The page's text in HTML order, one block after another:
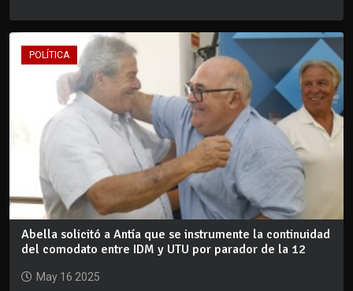
POLÍTICA
Abella solicitó a Antía que se instrumente la continuidad
del comodato entre IDM y UTU por parador de la 12
May 16 2025